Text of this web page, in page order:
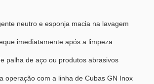
neutro e esponja macia na lavagem
imediatamente após a limpeza
palha de aço ou produtos abrasivos
operação com a linha de Cubas GN Inox